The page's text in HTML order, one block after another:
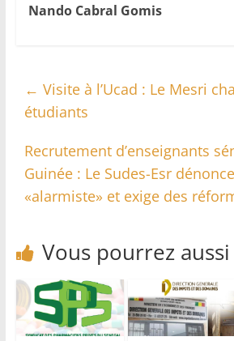
Nando Cabral Gomis
← Visite à l’Ucad : Le Mesri
étudiants
Recrutement d’enseignants
Guinée : Le Sudes-Esr
«alarmiste» et exige des
Vous pourrez